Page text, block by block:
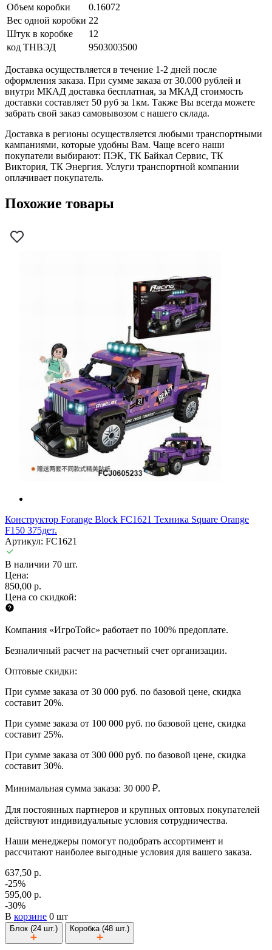
Объем коробки
0.16072
Вес одной коробки 22
Штук в коробке
12
код ТНВЭД
9503003500
Доставка осуществляется в течение 1-2 дней после
оформления заказа. При сумме заказа от 30.000 рублей и
внутри МКАД доставка бесплатная, за МКАД стоимость
доставки составляет 50 руб за 1км. Также Вы всегда можете
забрать свой заказ самовывозом с нашего склада.
Доставка в регионы осуществляется любыми транспортными
кампаниями, которые удобны Вам. Чаще всего наши
покупатели выбирают: ПЭК, ТК Байкал Сервис, ТК
Виктория, ТК Энергия. Услуги транспортной компании
оплачивает покупатель.
Похожие товары
Конструктор Forange Block FC1621 Техника Square Orange
F150 375дет.
Артикул: FC1621
В наличии 70 шт.
Цена:
850,00 р.
Цена со скидкой:
Компания «ИгроТойс» работает по 100% предоплате.
Безналичный расчет на расчетный счет организации.
Оптовые скидки:
При сумме заказа от 30 000 руб. по базовой цене, скидка
составит 20%.
При сумме заказа от 100 000 руб. по базовой цене, скидка
составит 25%.
При сумме заказа от 300 000 руб. по базовой цене, скидка
составит 30%.
Минимальная сумма заказа: 30 000 ₽.
Для постоянных партнеров и крупных оптовых покупателей
действуют индивидуальные условия сотрудничества.
Наши менеджеры помогут подобрать ассортимент и
рассчитают наиболее выгодные условия для вашего заказа.
637,50 р.
-25%
595,00 р.
-30%
В корзине 0 шт
Блок (24 шт.) Коробка (48 шт.)